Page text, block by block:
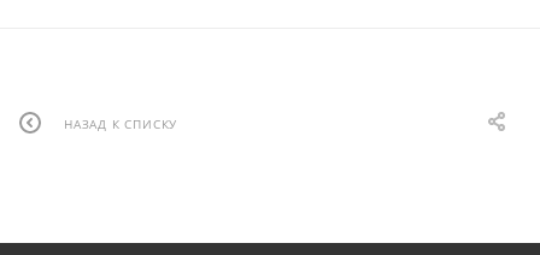
НАЗАД К СПИСКУ